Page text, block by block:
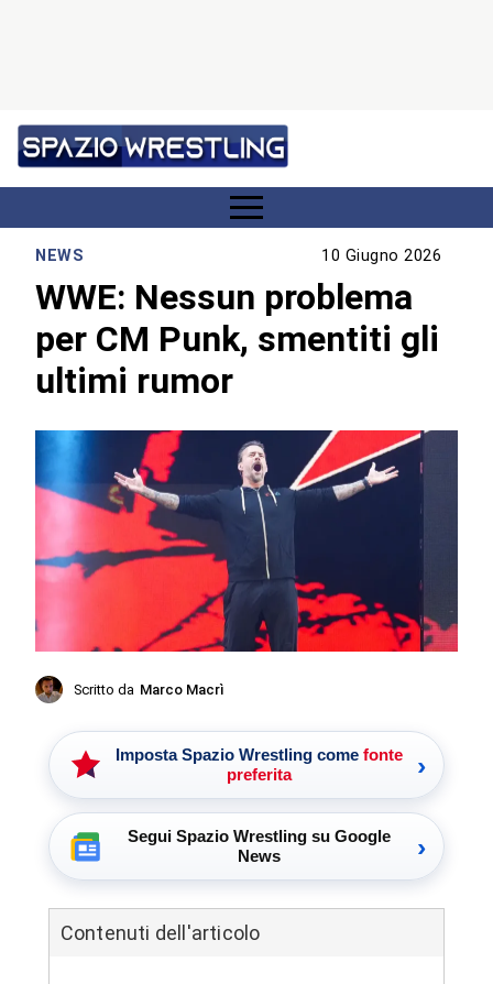
NEWS 10 Giugno 2026
WWE: Nessun problema
per CM Punk, smentiti gli
ultimi rumor
Scritto da Marco Macrì
Imposta Spazio Wrestling come fonte
preferita
›
Segui Spazio Wrestling su Google
News
›
Contenuti dell'articolo